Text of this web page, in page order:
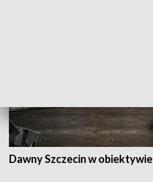
Dawny Szczecin w obiektywie